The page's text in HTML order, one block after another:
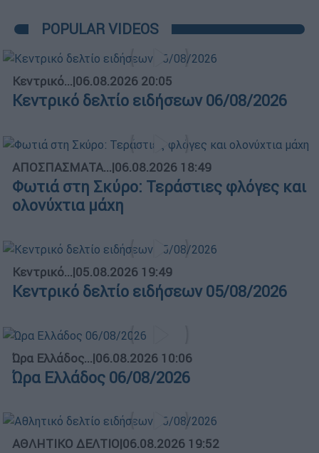
POPULAR VIDEOS
Κεντρικό...|06.08.2026 20:05
Κεντρικό δελτίο ειδήσεων 06/08/2026
ΑΠΟΣΠΑΣΜΑΤΑ...|06.08.2026 18:49
Φωτιά στη Σκύρο: Τεράστιες φλόγες και
ολονύχτια μάχη
Κεντρικό...|05.08.2026 19:49
Κεντρικό δελτίο ειδήσεων 05/08/2026
Ώρα Ελλάδος...|06.08.2026 10:06
Ώρα Ελλάδος 06/08/2026
ΑΘΛΗΤΙΚΟ ΔΕΛΤΙΟ|06.08.2026 19:52